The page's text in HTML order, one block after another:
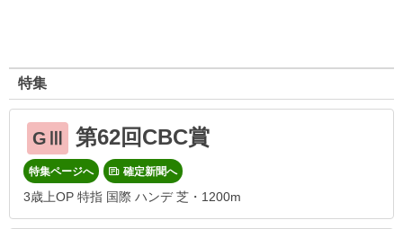
特集
GⅢ 第62回CBC賞
特集ページへ 確定新聞へ
3歳上OP 特指 国際 ハンデ 芝・1200m